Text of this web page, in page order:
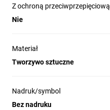
Z ochroną przeciwprzepięciową
Nie
Materiał
Tworzywo sztuczne
Nadruk/symbol
Bez nadruku